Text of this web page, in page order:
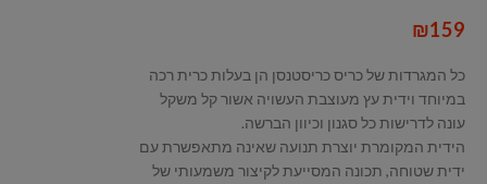
₪159
כל המגרדות של כריס כריסטנסן הן בעלות כרית רכה
במיוחד וידית עץ מעוצבת העשויה אשור קל משקל
עונה לדרישות כל סגנון וכיוון הברשה.
הידית המקומרת יוצרת תנועה שאינה מתאפשרת עם
ידית שטוחה, תכונה המסייעת לקיצור משמעותי של